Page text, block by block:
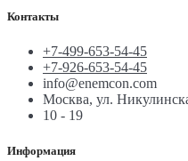
Контакты
+7-499-653-54-45
+7-926-653-54-45
info@enemcon.com
Москва, ул.
10 - 19
Информация